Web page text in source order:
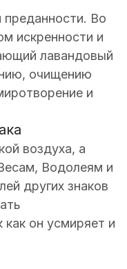
Во
искренности и
лавандовый
очищению
и
воздуха, а
Водолеям и
других знаков
как он усмиряет и